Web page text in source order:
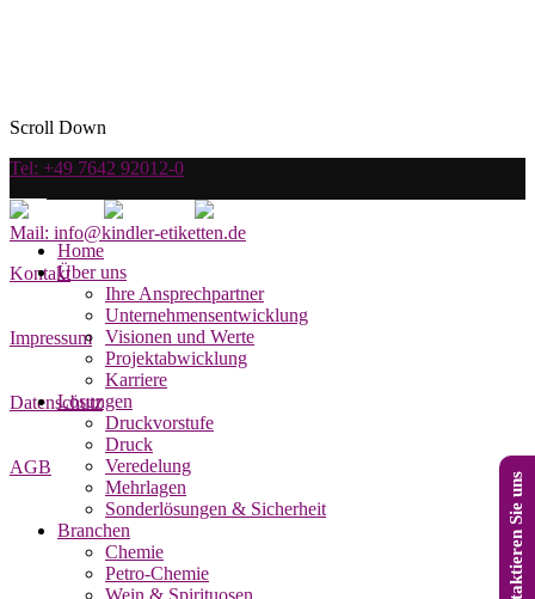
Scroll Down
Tel: +49 7642 92012-0
Mail: info@kindler-etiketten.de
Kontakt
Impressum
Datenschutz
AGB
Home
Über uns
Ihre Ansprechpartner
Unternehmensentwicklung
Visionen und Werte
Projektabwicklung
Karriere
Lösungen
Druckvorstufe
Druck
Veredelung
Mehrlagen
Sonderlösungen & Sicherheit
Branchen
Chemie
Petro-Chemie
Wein & Spirituosen
Kontaktieren Sie uns